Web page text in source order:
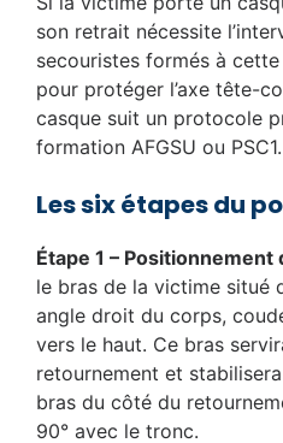
son retrait nécessite
secouristes formés à
pour protéger l’axe tête-
casque suit un protocole
formation AFGSU ou PSC1.
Les six étapes du
Étape 1 – Positionnement
le bras de la victime situé
angle droit du corps,
vers le haut. Ce bras
retournement et
bras du côté du
90° avec le tronc.